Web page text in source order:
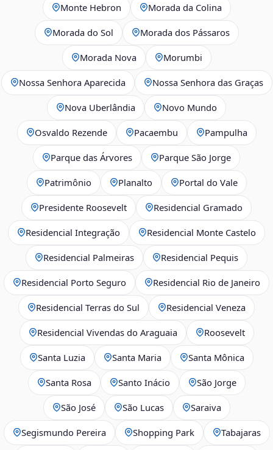
Monte Hebron Morada da Colina
Morada do Sol Morada dos Pássaros
Morada Nova Morumbi
Nossa Senhora Aparecida Nossa Senhora das Graças
Nova Uberlândia Novo Mundo
Osvaldo Rezende Pacaembu Pampulha
Parque das Árvores Parque São Jorge
Patrimônio Planalto Portal do Vale
Presidente Roosevelt Residencial Gramado
Residencial Integração Residencial Monte Castelo
Residencial Palmeiras Residencial Pequis
Residencial Porto Seguro Residencial Rio de Janeiro
Residencial Terras do Sul Residencial Veneza
Residencial Vivendas do Araguaia Roosevelt
Santa Luzia Santa Maria Santa Mônica
Santa Rosa Santo Inácio São Jorge
São José São Lucas Saraiva
Segismundo Pereira Shopping Park Tabajaras